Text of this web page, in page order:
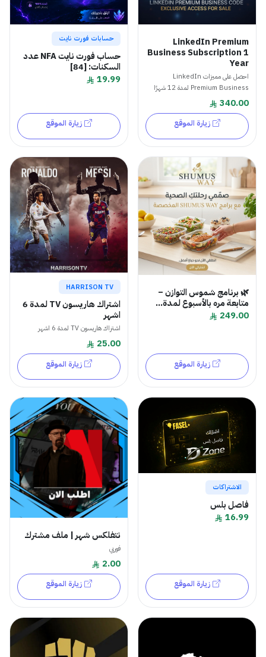
LinkedIn Premium
Business Subscription 1
Year
احصل على مميزات LinkedIn
Premium Business لمدة 12 شهرًا
بدون...
340.00
زيارة الموقع
حسابات فورت نايت
حساب فورت نايت NFA عدد
السكنات: [84]
19.99
زيارة الموقع
🌿 برنامج شموس التوازن –
متابعة مره بالأسبوع لمدة...
249.00
زيارة الموقع
HARRISON TV
اشتراك هاريسون TV لمدة 6
اشهر
اشتراك هاريسون TV لمدة 6 اشهر
25.00
زيارة الموقع
الاشتراكات
فاصل بلس
16.99
زيارة الموقع
نتفلكس شهر | ملف مشترك
فوريي
2.00
زيارة الموقع